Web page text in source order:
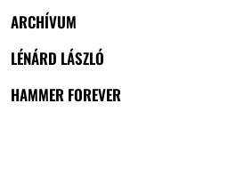
ARCHÍVUM
LÉNÁRD LÁSZLÓ
HAMMER FOREVER